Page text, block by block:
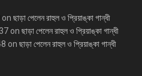
on ছাড়া পেলেন রাহুল ও প্রিয়াঙ্কা গান্ধী
on ছাড়া পেলেন রাহুল ও প্রিয়াঙ্কা গান্ধী
on ছাড়া পেলেন রাহুল ও প্রিয়াঙ্কা গান্ধী